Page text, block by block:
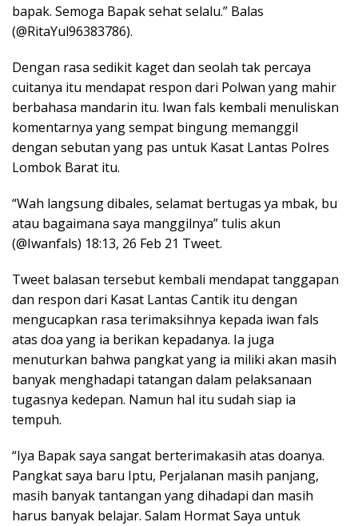
bapak. Semoga Bapak sehat selalu.” Balas
(@RitaYul96383786).
Dengan rasa sedikit kaget dan seolah tak percaya
cuitanya itu mendapat respon dari Polwan yang mahir
berbahasa mandarin itu. Iwan fals kembali menuliskan
komentarnya yang sempat bingung memanggil
dengan sebutan yang pas untuk Kasat Lantas Polres
Lombok Barat itu.
“Wah langsung dibales, selamat bertugas ya mbak, bu
atau bagaimana saya manggilnya” tulis akun
(@Iwanfals) 18:13, 26 Feb 21 Tweet.
Tweet balasan tersebut kembali mendapat tanggapan
dan respon dari Kasat Lantas Cantik itu dengan
mengucapkan rasa terimaksihnya kepada iwan fals
atas doa yang ia berikan kepadanya. Ia juga
menuturkan bahwa pangkat yang ia miliki akan masih
banyak menghadapi tatangan dalam pelaksanaan
tugasnya kedepan. Namun hal itu sudah siap ia
tempuh.
“Iya Bapak saya sangat berterimakasih atas doanya.
Pangkat saya baru Iptu, Perjalanan masih panjang,
masih banyak tantangan yang dihadapi dan masih
harus banyak belajar. Salam Hormat Saya untuk